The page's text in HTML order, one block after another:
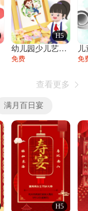
H5
幼儿园少儿艺术展览绘画展摄影作品展美术展
免费 免
查看更多 
满月百日宴
H5